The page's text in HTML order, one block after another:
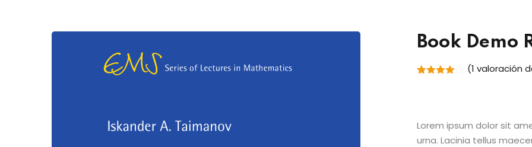
Book Demo
de un
cliente
(1 valoración
Lorem ipsum dolor sit
urna. Lacinia tellus